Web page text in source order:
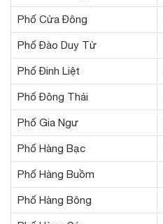
Phố Cửa Đông
Phố Đào Duy Từ
Phố Đinh Liệt
Phố Đông Thái
Phố Gia Ngư
Phố Hàng Bạc
Phố Hàng Buồm
Phố Hàng Bông